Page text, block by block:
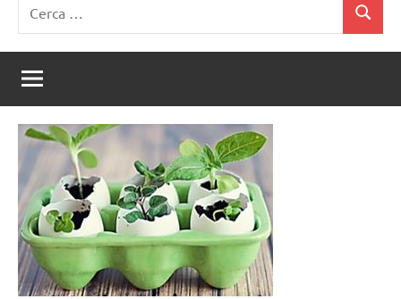
per:
Cerca